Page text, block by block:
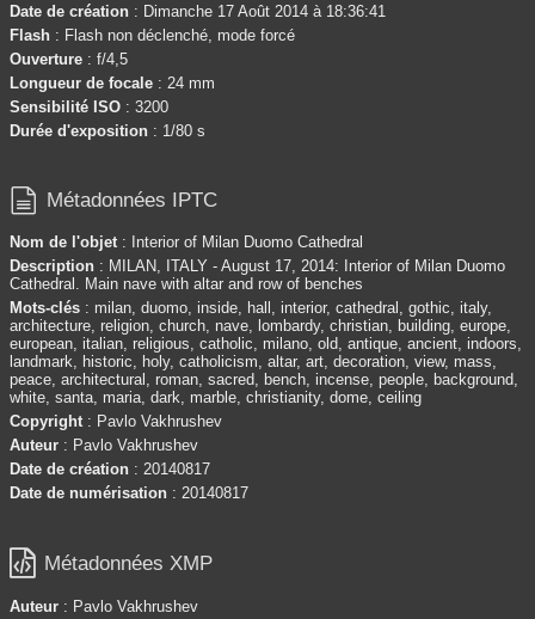
Date de création : Dimanche 17 Août 2014 à 18:36:41
Flash : Flash non déclenché, mode forcé
Ouverture : f/4,5
Longueur de focale : 24 mm
Sensibilité ISO : 3200
Durée d'exposition : 1/80 s
 Métadonnées IPTC
Nom de l'objet : Interior of Milan Duomo Cathedral
Description : MILAN, ITALY - August 17, 2014: Interior of Milan Duomo
Cathedral. Main nave with altar and row of benches
Mots-clés : milan, duomo, inside, hall, interior, cathedral, gothic, italy,
architecture, religion, church, nave, lombardy, christian, building, europe,
european, italian, religious, catholic, milano, old, antique, ancient, indoors,
landmark, historic, holy, catholicism, altar, art, decoration, view, mass,
peace, architectural, roman, sacred, bench, incense, people, background,
white, santa, maria, dark, marble, christianity, dome, ceiling
Copyright : Pavlo Vakhrushev
Auteur : Pavlo Vakhrushev
Date de création : 20140817
Date de numérisation : 20140817
 Métadonnées XMP
Auteur : Pavlo Vakhrushev